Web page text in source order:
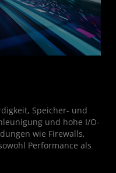
Speicher- und
und hohe I/O-
wie Firewalls,
Performance als